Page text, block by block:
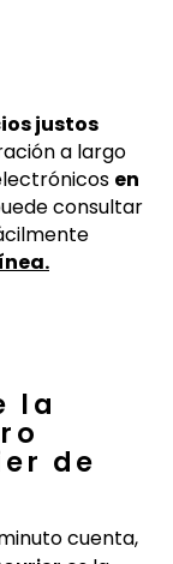
justos
a largo
en
consultar
la
de
cuenta,